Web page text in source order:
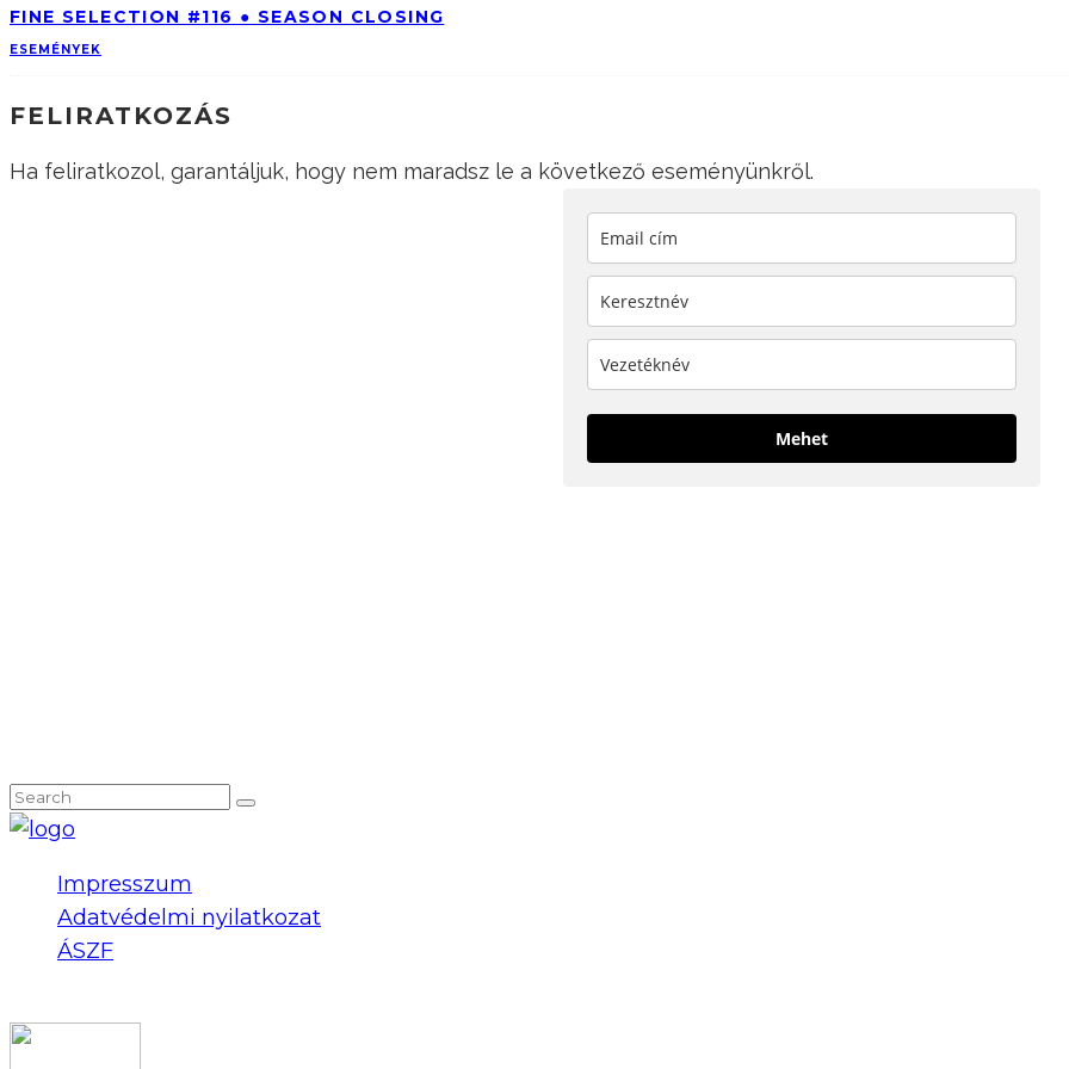
FINE SELECTION #116 ● SEASON CLOSING
ESEMÉNYEK
FELIRATKOZÁS
Ha feliratkozol, garantáljuk, hogy nem maradsz le a következő eseményünkről.
Mehet
Impresszum
Adatvédelmi nyilatkozat
ÁSZF